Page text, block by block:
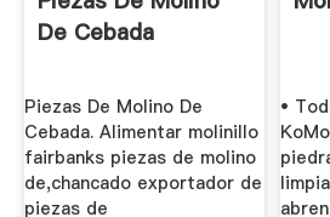
De Cebada
Piezas De Molino De
Cebada. Alimentar molinillo
fairbanks piezas de molino
de,chancado exportador de
piezas de
•